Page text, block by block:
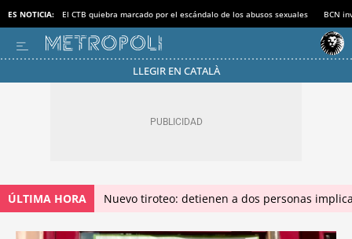
ES NOTICIA: El CTB quiebra marcado por el escándalo de los abusos sexuales BCN
LLEGIR EN CATALÀ
ÚLTIMA HORA Nuevo tiroteo: detienen a dos personas